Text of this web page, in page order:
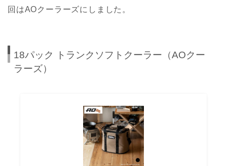
回はAOクーラーズにしました。
18パック トランクソフトクーラー（AOクー
ラーズ）